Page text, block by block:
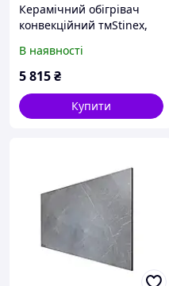
Керамічний обігрівач
конвекційний тмStinex,
1000/220 Dark
В наявності
5 815₴
Купити